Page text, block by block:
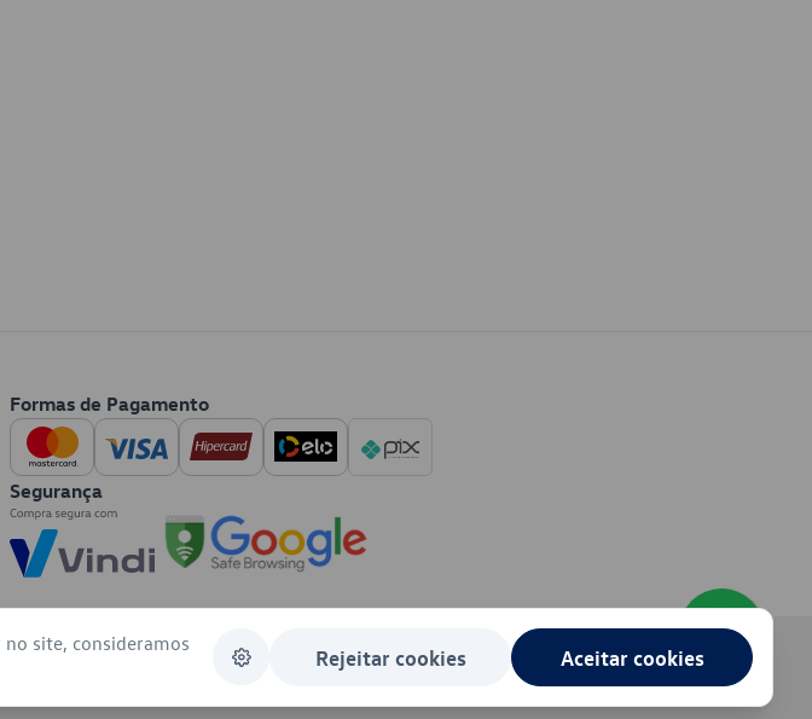
Formas de Pagamento
Segurança
site, consideramos
Rejeitar cookies Aceitar cookies